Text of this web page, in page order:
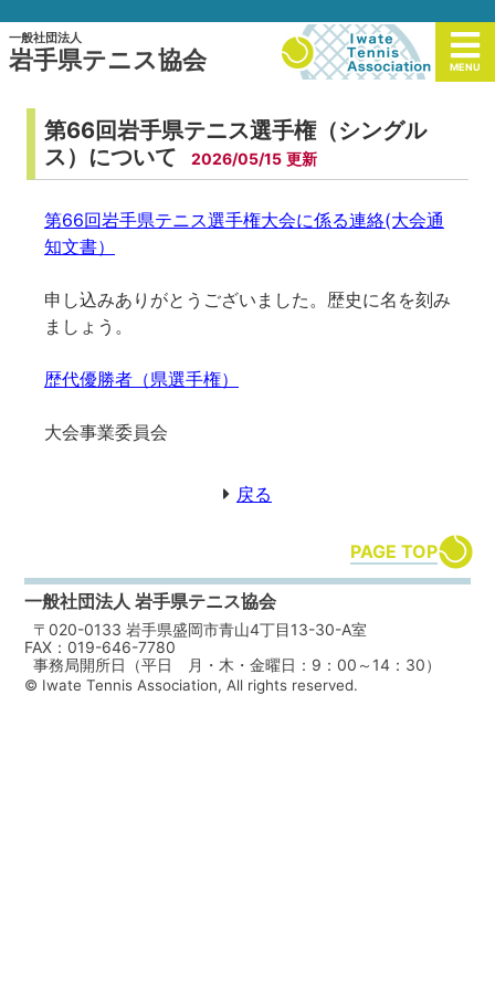
一般社団法人
岩手県テニス協会 MENU
第66回岩手県テニス選手権（シングル
ス）について
2026/05/15
第66回岩手県テニス選手権大会に係る連絡(大会通
知文書）
申し込みありがとうございました。歴史に名を刻み
ましょう。
歴代優勝者（県選手権）
大会事業委員会
戻る
PAGE TOP
一般社団法人 岩手県テニス協会
〒020-0133 岩手県盛岡市青山4丁目13-30-A室
FAX：019-646-7780
事務局開所日（平日 月・木・金曜日：9：00～14：30）
© Iwate Tennis Association, All rights reserved.